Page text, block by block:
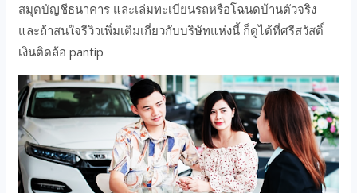
สมุดบัญชีธนาคาร และเล่มทะเบียนรถหรือโฉนดบ้านตัวจริง
และถ้าสนใจรีวิวเพิ่มเติมเกี่ยวกับบริษัทแห่งนี้ ก็ดูได้ที่ศรีสวัสดิ์
เงินติดล้อ pantip